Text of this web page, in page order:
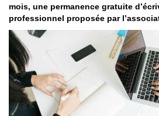
mois, une permanence gratuite
professionnel proposée par